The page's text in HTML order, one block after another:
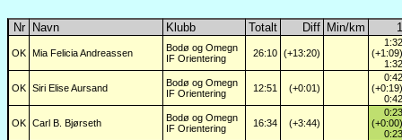
Nr Navn Klubb Totalt Diff Min/km 1
OK Mia Felicia Andreassen
Bodø og Omegn
IF Orientering
26:10 (+13:20)
1:32
(+1:09)
1:32
OK Siri Elise Aursand
Bodø og Omegn
IF Orientering
12:51 (+0:01)
0:42
(+0:19)
0:42
OK Carl B. Bjørseth
Bodø og Omegn
IF Orientering
16:34 (+3:44)
0:23
(+0:00)
0:23